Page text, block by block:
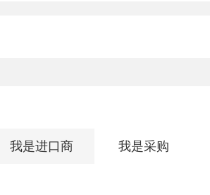
我是进口商 我是采购